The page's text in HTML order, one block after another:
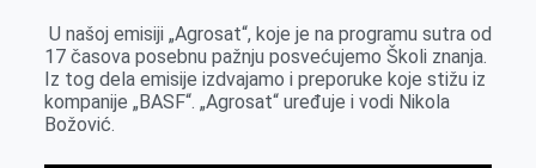
b
o
o
e
n
g
e
d
I
r
s
A
p
l
U našoj emisiji „Agrosat“, koje je na programu sutra od
17 časova posebnu pažnju posvećujemo Školi znanja.
Iz tog dela emisije izdvajamo i preporuke koje stižu iz
kompanije „BASF“. „Agrosat“ uređuje i vodi Nikola
Božović.